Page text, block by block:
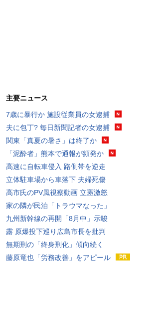
主要ニュース
7歳に暴行か 施設従業員の女逮捕
夫に包丁? 毎日新聞記者の女逮捕
関東「真夏の暑さ」は終了か
「泥酔者」熊本で通報が頻発か
高速に自転車侵入 路側帯を逆走
立体駐車場から車落下 夫婦死傷
高市氏のPV風視察動画 立憲激怒
家の隣が民泊「トラウマなった」
九州新幹線の再開「8月中」示唆
露 原爆投下巡り広島市長を批判
無期刑の「終身刑化」傾向続く
藤原竜也「労務改善」をアピール